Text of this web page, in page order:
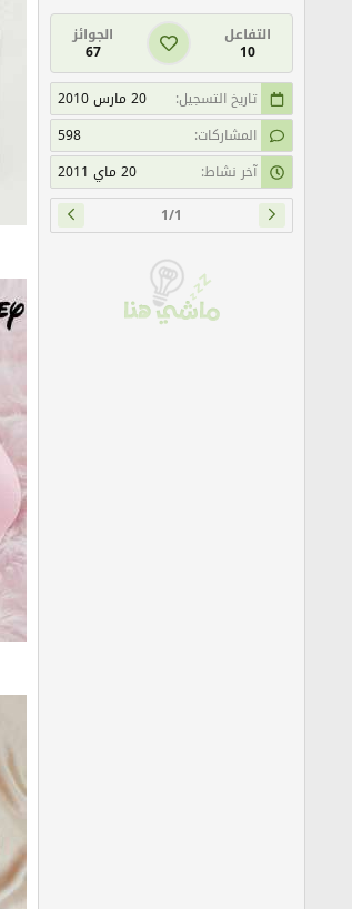
التفاعل
10
الجوائز
67
تاريخ التسجيل
20 مارس 2010
المشاركات
598
آخر نشاط
20 ماي 2011
1/1